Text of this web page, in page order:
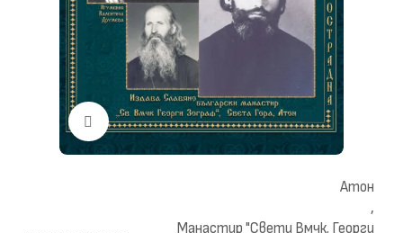
Click to enlarge
Атон
,
Манастир "Свети Вмчк. Георги